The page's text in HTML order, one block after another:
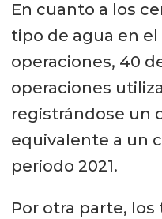
En cuanto a los
tipo de agua en
operaciones, 40
operaciones
registrándose un
equivalente a un
periodo 2021.
Por otra parte,